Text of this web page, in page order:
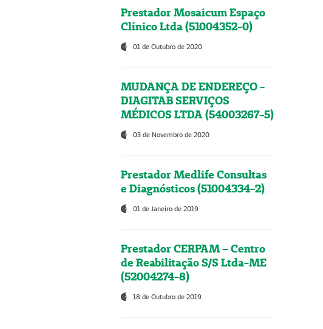
Prestador Mosaicum Espaço
Clínico Ltda (51004352-0)
01 de Outubro de 2020
MUDANÇA DE ENDEREÇO -
DIAGITAB SERVIÇOS
MÉDICOS LTDA (54003267-5)
03 de Novembro de 2020
Prestador Medlife Consultas
e Diagnósticos (51004334-2)
01 de Janeiro de 2019
Prestador CERPAM – Centro
de Reabilitação S/S Ltda-ME
(52004274-8)
18 de Outubro de 2019